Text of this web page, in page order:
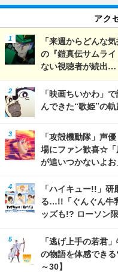
アク
「来週からどんな
の『鎧真伝サムラ
ない視聴者が続出…
「映画ちいかわ」
んできた“歌姫”の軌
「攻殻機動隊」声
場にファン歓喜☆「
が追いつかないよ
「ハイキュー!!」
る…!!「ぐんぐん牛
ッズも!? ローソン
「逃げ上手の若君
の物語を体感でき
～30】